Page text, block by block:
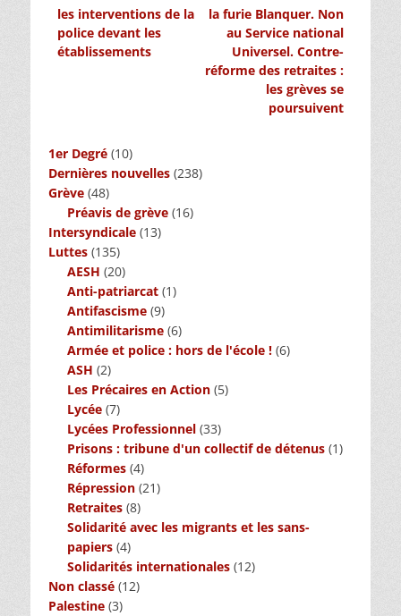
l’article
précédent :
les interventions de la
police devant les
établissements
suivant :
la furie Blanquer. Non
au Service national
Universel. Contre-
réforme des retraites :
les grèves se
poursuivent
1er Degré (10)
Dernières nouvelles (238)
Grève (48)
Préavis de grève (16)
Intersyndicale (13)
Luttes (135)
AESH (20)
Anti-patriarcat (1)
Antifascisme (9)
Antimilitarisme (6)
Armée et police : hors de l'école ! (6)
ASH (2)
Les Précaires en Action (5)
Lycée (7)
Lycées Professionnel (33)
Prisons : tribune d'un collectif de détenus (1)
Réformes (4)
Répression (21)
Retraites (8)
Solidarité avec les migrants et les sans-
papiers (4)
Solidarités internationales (12)
Non classé (12)
Palestine (3)